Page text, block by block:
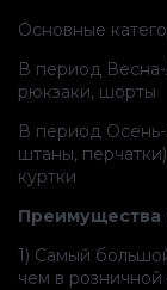
Основные
В период Весна-
рюкзаки, шорты
В период
штаны,
куртки
Преимущества
1) Самый
чем в розничной